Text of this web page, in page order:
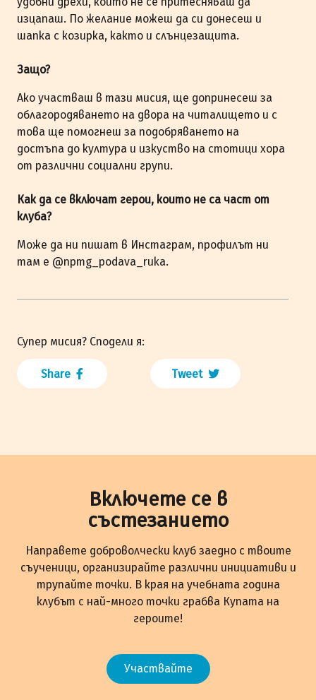
изцапаш. По желание можеш да си донесеш и
шапка с козирка, както и слънцезащита.
Защо?
Ако участваш в тази мисия, ще допринесеш за
облагородяването на двора на читалището и с
това ще помогнеш за подобряването на
достъпа до култура и изкуство на стотици хора
от различни социални групи.
Как да се включат герои, които не са част от
клуба?
Може да ни пишат в Инстаграм, профилът ни
там е @npmg_podava_ruka.
Супер мисия? Сподели я:
Share Tweet
Включете се в
състезанието
Направете доброволчески клуб заедно с твоите
съученици, организирайте различни инициативи и
трупайте точки. В края на учебната година
клубът с най-много точки грабва Купата на
героите!
Участвайте